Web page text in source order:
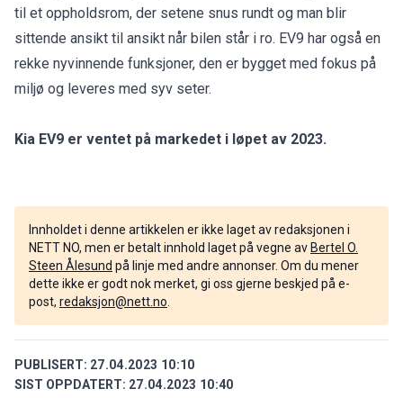
til et oppholdsrom, der setene snus rundt og man blir
sittende ansikt til ansikt når bilen står i ro. EV9 har også en
rekke nyvinnende funksjoner, den er bygget med fokus på
miljø og leveres med syv seter.
Kia EV9 er ventet på markedet i løpet av 2023.
Innholdet i denne artikkelen er ikke laget av redaksjonen i
NETT NO, men er betalt innhold laget på vegne av Bertel O.
Steen Ålesund på linje med andre annonser. Om du mener
dette ikke er godt nok merket, gi oss gjerne beskjed på e-
post, redaksjon@nett.no
PUBLISERT: 27.04.2023 10:10
SIST OPPDATERT: 27.04.2023 10:40